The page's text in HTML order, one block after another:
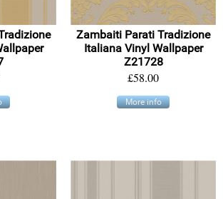
Zambaiti Parati Tradizione
Italiana Vinyl Wallpaper
Z21728
£58.00
More info